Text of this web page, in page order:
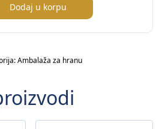
Dodaj u korpu
Ambalaža za hranu